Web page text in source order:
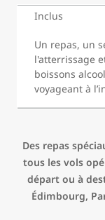
Inclus
Un repas, un
l'atterrissage
boissons
voyageant à
Des repas
tous les vols
départ ou à
Édimbourg,